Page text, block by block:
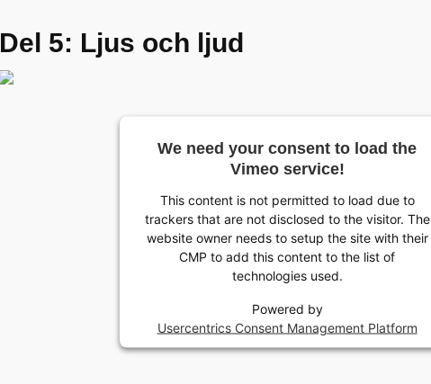
Del 5: Ljus och ljud
We need your consent to load the
Vimeo service!
This content is not permitted to load due to
trackers that are not disclosed to the visitor. The
website owner needs to setup the site with their
CMP to add this content to the list of
technologies used.
Powered by
Usercentrics Consent Management Platform